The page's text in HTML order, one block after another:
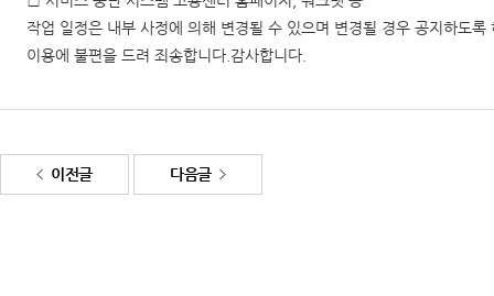
작업 일정은 내부 사정에 의해 변경될 수 있으며 변경될 경우 공지하도록
이용에 불편을 드려 죄송합니다.감사합니다.
이전글 다음글